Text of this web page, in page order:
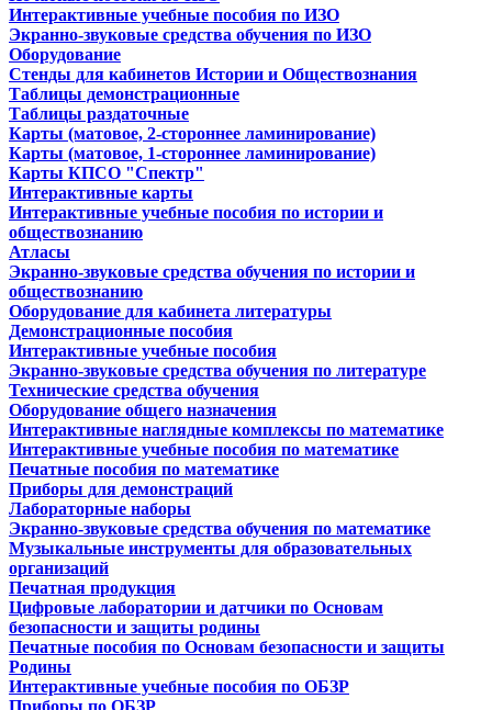
Интерактивные учебные пособия по ИЗО
Экранно-звуковые средства обучения по ИЗО
Оборудование
Стенды для кабинетов Истории и Обществознания
Таблицы демонстрационные
Таблицы раздаточные
Карты (матовое, 2-стороннее ламинирование)
Карты (матовое, 1-стороннее ламинирование)
Карты КПСО "Спектр"
Интерактивные карты
Интерактивные учебные пособия по истории и
обществознанию
Атласы
Экранно-звуковые средства обучения по истории и
обществознанию
Оборудование для кабинета литературы
Демонстрационные пособия
Интерактивные учебные пособия
Экранно-звуковые средства обучения по литературе
Технические средства обучения
Оборудование общего назначения
Интерактивные наглядные комплексы по математике
Интерактивные учебные пособия по математике
Печатные пособия по математике
Приборы для демонстраций
Лабораторные наборы
Экранно-звуковые средства обучения по математике
Музыкальные инструменты для образовательных
организаций
Печатная продукция
Цифровые лаборатории и датчики по Основам
безопасности и защиты родины
Печатные пособия по Основам безопасности и защиты
Родины
Интерактивные учебные пособия по ОБЗР
Приборы по ОБЗР